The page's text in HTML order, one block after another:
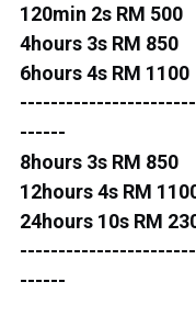
JB TOWN 2
JB TOWN 3
JB TOWN 5
JB TOWN
120min 2s RM 500
4hours 3s RM 850
6hours 4s RM 1100
------
8hours 3s RM 850
12hours 4s RM
24hours 10s RM
------